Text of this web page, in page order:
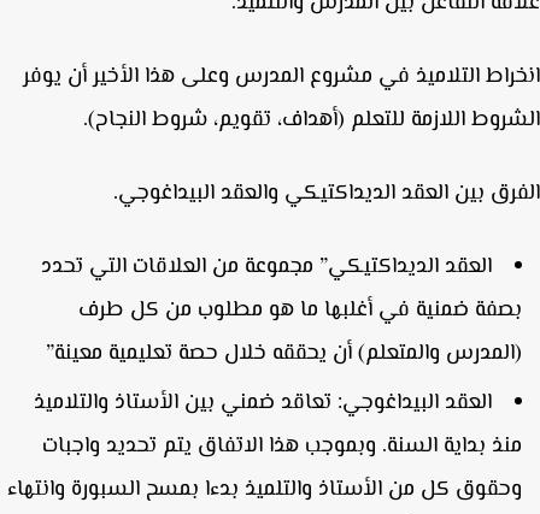
التلاميذ في مشروع المدرس وعلى هذا الأخير أن يوفر
اللازمة للتعلم (أهداف، تقويم، شروط النجاح).
بين العقد الديداكتيكي والعقد البيداغوجي.
العقد الديداكتيكي” مجموعة من العلاقات التي تحدد
ضمنية في أغلبها ما هو مطلوب من كل طرف
والمتعلم) أن يحققه خلال حصة تعليمية معينة”
العقد البيداغوجي: تعاقد ضمني بين الأستاذ والتلاميذ
بداية السنة. وبموجب هذا الاتفاق يتم تحديد واجبات
كل من الأستاذ والتلميذ بدءا بمسح السبورة وانتهاء